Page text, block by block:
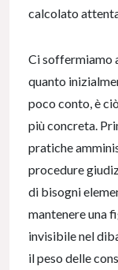
calcolato
Ci soffermiamo
quanto
poco conto, è
più concreta.
pratiche
procedure
di bisogni
mantenere una
invisibile nel
il peso delle